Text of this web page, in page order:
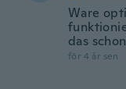
Ware
das
för 4 år sen